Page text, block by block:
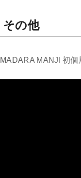
その他
MADARA MANJI 初